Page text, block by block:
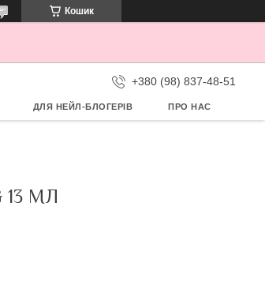
Кошик
+380 (98) 837-48-51
ДЛЯ НЕЙЛ-БЛОГЕРІВ ПРО НАС
13 МЛ